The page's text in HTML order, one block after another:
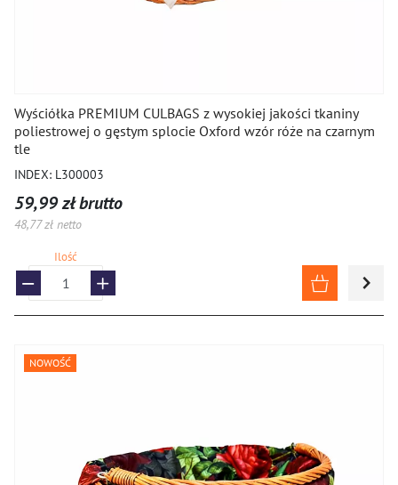
Wyściółka PREMIUM CULBAGS z wysokiej jakości tkaniny
poliestrowej o gęstym splocie Oxford wzór róże na czarnym
tle
INDEX: L300003
59,99 zł brutto
48,77 zł netto
Ilość
NOWOŚĆ